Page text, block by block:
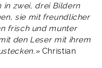
in zwei, drei Bildern
sie mit freundlicher
frisch und munter
den Leser mit ihrem
Christian